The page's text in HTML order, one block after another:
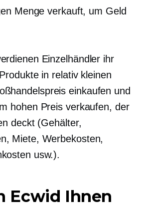
Menge verkauft, um Geld
Einzelhändler ihr
in relativ kleinen
einkaufen und
hohen Preis verkaufen, der
deckt (Gehälter,
Miete, Werbekosten,
usw.).
Ecwid Ihnen